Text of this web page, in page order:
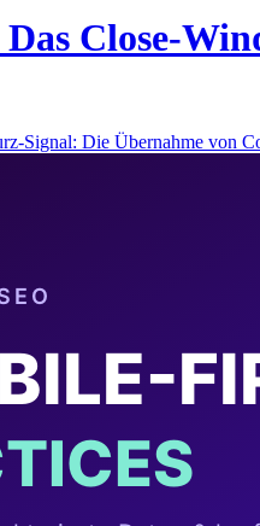
Close-
Signal: Die Übernahme von